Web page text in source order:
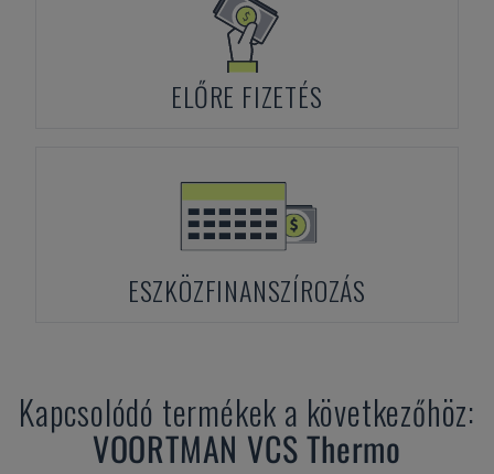
ELŐRE FIZETÉS
ESZKÖZFINANSZÍROZÁS
Kapcsolódó termékek a következőhöz:
VOORTMAN VCS Thermo